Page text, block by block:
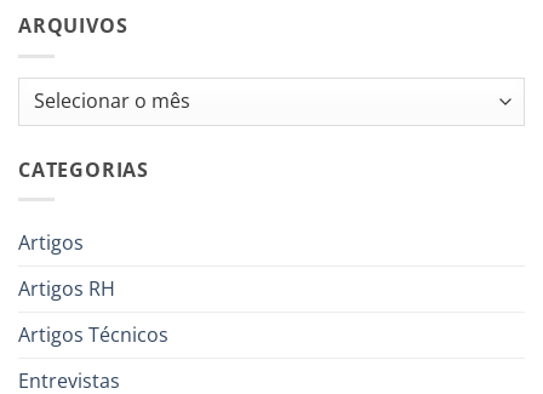
ARQUIVOS
Arquivos
CATEGORIAS
Artigos
Artigos RH
Artigos Técnicos
Entrevistas